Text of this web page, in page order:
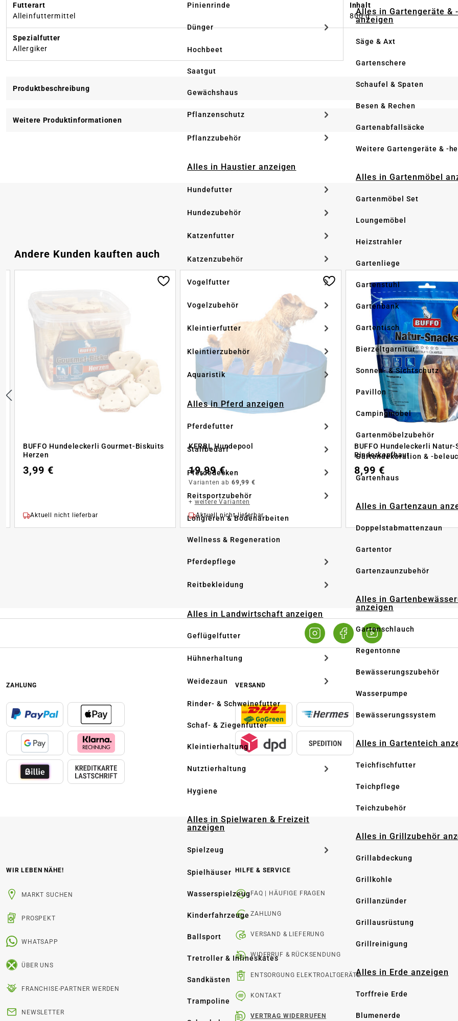
Pinienrinde
Dünger
Hochbeet
Saatgut
Gewächshaus
Pflanzenschutz
Pflanzzubehör
Alles in Haustier anzeigen
Hundefutter
Hundezubehör
Katzenfutter
Katzenzubehör
Vogelfutter
Vogelzubehör
Kleintierfutter
Kleintierzubehör
Aquaristik
Alles in Pferd anzeigen
Pferdefutter
Stallbedarf
Pferdedecken
Reitsportzubehör
Longieren & Bodenarbeiten
Wellness & Regeneration
Pferdepflege
Reitbekleidung
Alles in Landwirtschaft anzeigen
Geflügelfutter
Hühnerhaltung
Weidezaun
Rinder- & Schweinefutter
Schaf- & Ziegenfutter
Kleintierhaltung
Nutztierhaltung
Hygiene
Alles in Spielwaren & Freizeit
anzeigen
Spielzeug
Spielhäuser
Wasserspielzeug
Kinderfahrzeuge
Ballsport
Tretroller & Inlineskates
Sandkästen
Trampoline
Alles in Gartengeräte &
anzeigen
Säge & Axt
Gartenschere
Schaufel & Spaten
Besen & Rechen
Gartenabfallsäcke
Weitere Gartengeräte & -
Alles in Gartenmöbel
Gartenmöbel Set
Loungemöbel
Heizstrahler
Gartenliege
Gartenstuhl
Gartenbank
Gartentisch
Bierzeltgarnitur
Sonnen- & Sichtschutz
Pavillon
Campingmöbel
Gartenmöbelzubehör
Gartendekoration & -
Gartenhaus
Alles in Gartenzaun
Doppelstabmattenzaun
Gartentor
Gartenzaunzubehör
Alles in
anzeigen
Gartenschlauch
Regentonne
Bewässerungszubehör
Wasserpumpe
Bewässerungssystem
Alles in Gartenteich
Teichfischfutter
Teichpflege
Teichzubehör
Alles in Grillzubehör
Grillabdeckung
Grillkohle
Grillanzünder
Grillausrüstung
Grillreinigung
Alles in Erde anzeigen
Torffreie Erde
Blumenerde
Futterart
Alleinfuttermittel
Inhalt
800 g
Spezialfutter
Allergiker
Produktbeschreibung
Weitere Produktinformationen
Produktgalerie überspringen
Andere Kunden kauften auch
BUFFO Hundeleckerli Gourmet-Biskuits
Herzen
3,99 €
Aktuell nicht lieferbar
KERBL Hundepool
19,99 €
Varianten ab 69,99 €
+ weitere Varianten
Aktuell nicht lieferbar
BUFFO Hundeleckerli Natur-
Rinderkopfhaut
8,99 €
ZAHLUNG VERSAND
WIR LEBEN NÄHE!
MARKT SUCHEN
PROSPEKT
WHATSAPP
ÜBER UNS
FRANCHISE-PARTNER WERDEN
NEWSLETTER
HILFE & SERVICE
FAQ | HÄUFIGE FRAGEN
ZAHLUNG
VERSAND & LIEFERUNG
WIDERRUF & RÜCKSENDUNG
ENTSORGUNG ELEKTROALTGERÄTE
KONTAKT
VERTRAG WIDERRUFEN